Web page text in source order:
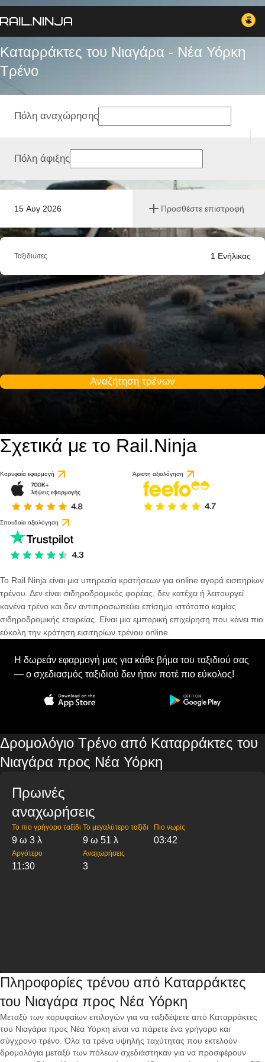
Καταρράκτες του Νιαγάρα - Νέα Υόρκη
Tρένο
15 Αυγ 2026 Προσθέστε επιστροφή
Πόλη αναχώρησης
Πόλη άφιξης
Ταξιδιώτες 1 Ενήλικας
Αναζήτηση τρένων
Σχετικά με το Rail.Ninja
Κορυφαία εφαρμογή Άριστη αξιολόγηση
Σπουδαία αξιολόγηση
Το Rail Ninja είναι μια υπηρεσία κρατήσεων για online αγορά εισιτηρίων
τρένου. Δεν είναι σιδηροδρομικός φορέας, δεν κατέχει ή λειτουργεί
κανένα τρένο και δεν αντιπροσωπεύει επίσημο ιστότοπο καμίας
σιδηροδρομικής εταιρείας. Είναι μια εμπορική επιχείρηση που κάνει πιο
εύκολη την κράτηση εισιτηρίων τρένου online.
Η δωρεάν εφαρμογή μας για κάθε βήμα του ταξιδιού σας
— ο σχεδιασμός ταξιδιού δεν ήταν ποτέ πιο εύκολος!
Δρομολόγιο Τρένο από Καταρράκτες του
Νιαγάρα προς Νέα Υόρκη
Πρωινές
αναχωρήσεις
Το πιο γρήγορο ταξίδι
9 ω 3 λ
Το μεγαλύτερο ταξίδι
9 ω 51 λ
Πιο νωρίς
03:42
Αργότερο
11:30
Αναχωρήσεις
3
Πληροφορίες τρένου από Καταρράκτες
του Νιαγάρα προς Νέα Υόρκη
Μεταξύ των κορυφαίων επιλογών για να ταξιδέψετε από Καταρράκτες
του Νιαγάρα προς Νέα Υόρκη είναι να πάρετε ένα γρήγορο και
σύγχρονο τρένο. Όλα τα τρένα υψηλής ταχύτητας που εκτελούν
δρομολόγια μεταξύ των πόλεων σχεδιάστηκαν για να προσφέρουν
9 / 10
βάσει 1 κριτικής